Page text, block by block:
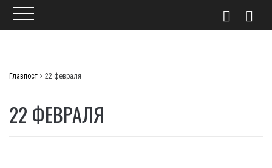
Главпост > 22 февраля
22 ФЕВРАЛЯ